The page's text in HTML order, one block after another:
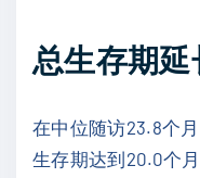
总生存期延
在中位随访23.8个
生存期达到20.0个